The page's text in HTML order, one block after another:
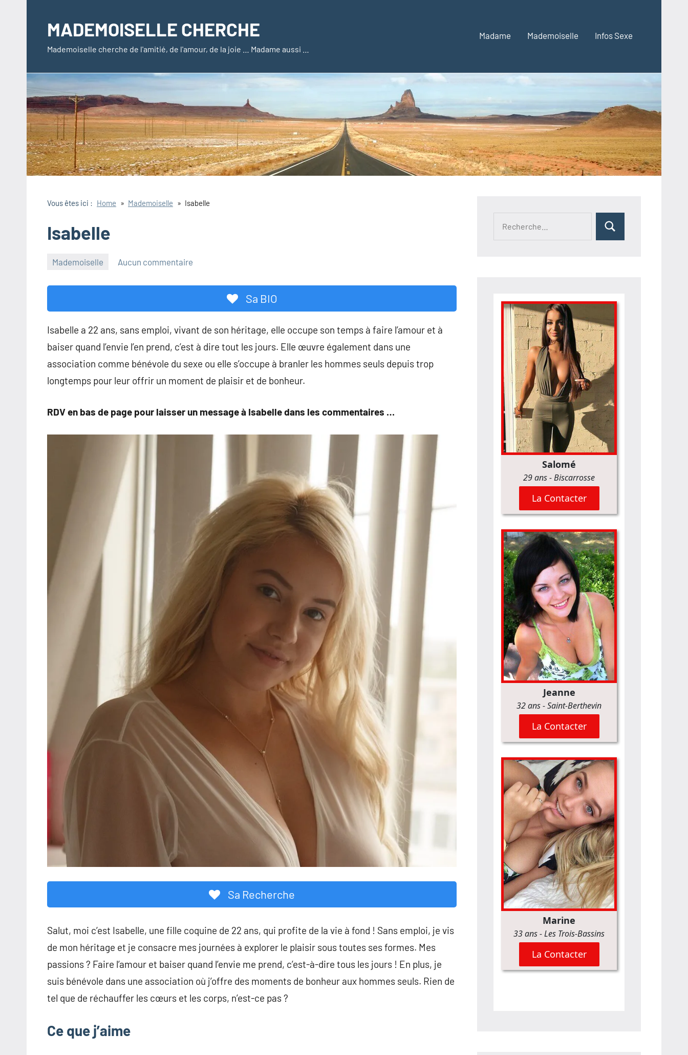
contenuMADEMOISELLE CHERCHE
Mademoiselle cherche de l'amitié, de l'amour, de la joie … Madame aussi …
Madame Mademoiselle Infos Sexe
Vous êtes ici : Home Mademoiselle Isabelle
Isabelle
Mademoiselle
mars
MADEMOIZELLE
Aucun commentaire
Sa BIO
Isabelle a 22 ans, sans emploi, vivant de son héritage, elle occupe son temps à faire l’amour et à
baiser quand l’envie l’en prend, c’est à dire tout les jours. Elle œuvre également dans une
association comme bénévole du sexe ou elle s’occupe à branler les hommes seuls depuis trop
longtemps pour leur offrir un moment de plaisir et de bonheur.
RDV en bas de page pour laisser un message à Isabelle dans les commentaires …
Sa Recherche
Salut, moi c’est Isabelle, une fille coquine de 22 ans, qui profite de la vie à fond ! Sans emploi, je vis
de mon héritage et je consacre mes journées à explorer le plaisir sous toutes ses formes. Mes
passions ? Faire l’amour et baiser quand l’envie me prend, c’est-à-dire tous les jours ! En plus, je
suis bénévole dans une association où j’offre des moments de bonheur aux hommes seuls. Rien de
tel que de réchauffer les cœurs et les corps, n’est-ce pas ?
Ce que j’aime
Rechercher